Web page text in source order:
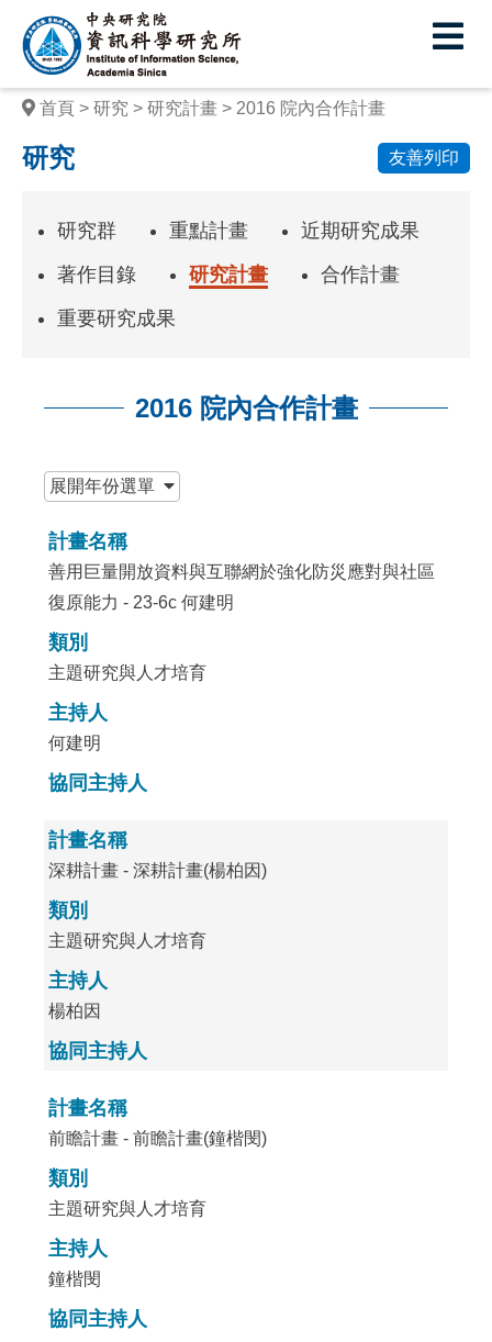
中
央
研
究
院
學
究
首頁 研究 研究計畫 2016 院內合作計畫
研究 友善列印
研究群 重點計畫
近期研究成果
著作目錄
研究計畫
合作計畫
重要研究成果
2016 院內合作計畫
展開年份選單
計畫名稱
善用巨量開放資料與互聯網於強化防災應對與社區
復原能力 - 23-6c 何建明
類別
主題研究與人才培育
主持人
何建明
協同主持人
計畫名稱
深耕計畫 - 深耕計畫(楊柏因)
類別
主題研究與人才培育
主持人
楊柏因
協同主持人
計畫名稱
前瞻計畫 - 前瞻計畫(鐘楷閔)
類別
主題研究與人才培育
主持人
鐘楷閔
協同主持人